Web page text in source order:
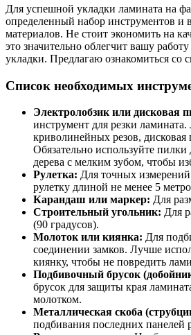
Для успешной укладки ламината на
определенный набор инструментов и
материалов. Не стоит экономить на
это значительно облегчит вашу
укладки. Предлагаю ознакомиться со
Список необходимых
Электролобзик или дисковая
инструмент для резки
криволинейных резов,
Обязательно используйте
дерева с мелким зубом, чтобы
Рулетка: Для точных
рулетку длиной не менее 5
Карандаш или маркер: Для
Строительный угольник: Для
(90 градусов).
Молоток или киянка: Для
соединении замков. Лучше
киянку, чтобы не повредить
Подбивочный брусок
брусок для защиты края
молотком.
Металлическая скоба
подбивания последних панелей